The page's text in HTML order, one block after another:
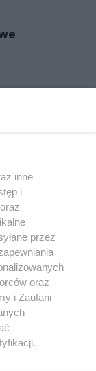
Praca Łódź
inne
i
przez
oraz
i Zaufani